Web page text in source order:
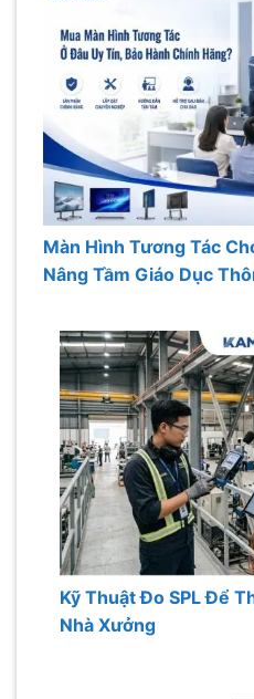
Màn Hình Tương Tác
Nâng Tầm Giáo Dục
Kỹ Thuật Đo SPL Để
Nhà Xưởng